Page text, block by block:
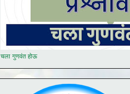
चला गुणवंत होऊ